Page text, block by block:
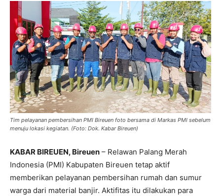
Tim pelayanan pembersihan PMI Bireuen foto bersama di Markas PMI sebelum
menuju lokasi kegiatan. (Foto: Dok. Kabar Bireuen)
KABAR BIREUEN, Bireuen – Relawan Palang Merah
Indonesia (PMI) Kabupaten Bireuen tetap aktif
memberikan pelayanan pembersihan rumah dan sumur
warga dari material banjir. Aktifitas itu dilakukan para